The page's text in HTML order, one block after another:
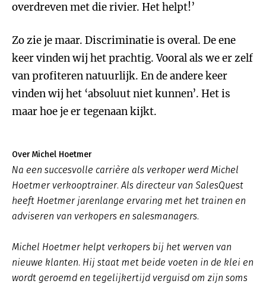
overdreven met die rivier. Het helpt!’
Zo zie je maar. Discriminatie is overal. De ene
keer vinden wij het prachtig. Vooral als we er zelf
van profiteren natuurlijk. En de andere keer
vinden wij het ‘absoluut niet kunnen’. Het is
maar hoe je er tegenaan kijkt.
Over Michel Hoetmer
Na een succesvolle carrière als verkoper werd Michel
Hoetmer verkooptrainer. Als directeur van SalesQuest
heeft Hoetmer jarenlange ervaring met het trainen en
adviseren van verkopers en salesmanagers.
Michel Hoetmer helpt verkopers bij het werven van
nieuwe klanten. Hij staat met beide voeten in de klei en
wordt geroemd en tegelijkertijd verguisd om zijn soms